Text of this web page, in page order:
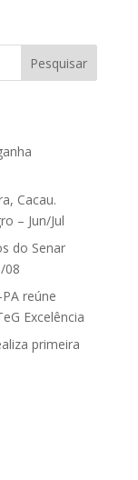
Pesquisar
Cacau.
– Jun/Jul
do Senar
08
reúne
Excelência
primeira